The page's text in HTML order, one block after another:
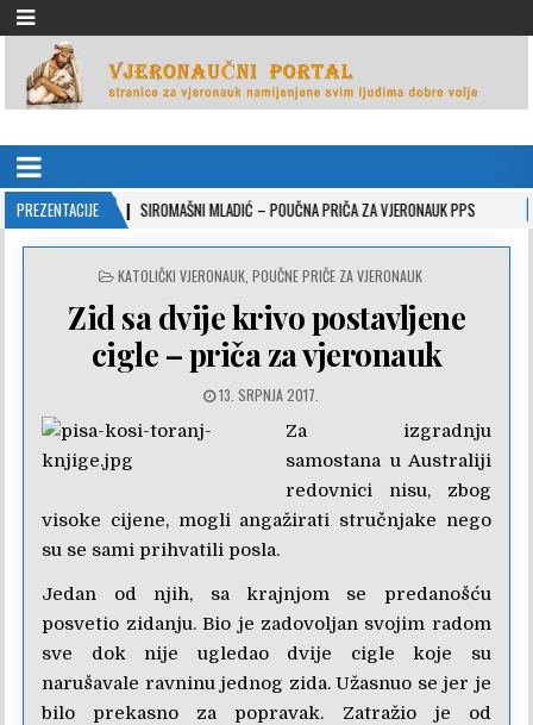
VJERONAUČNI PORTAL
PREZENTACIJE
26 SIROMAŠNI MLADIĆ – POUČNA PRIČA ZA VJERONAUK PPS 2021-05-02
POSTED
KATOLIČKI VJERONAUK POUČNE PRIČE ZA VJERONAUK
Zid sa dvije krivo postavljene
cigle – priča za vjeronauk
13. SRPNJA 2017.
Za izgradnju
samostana u Australiji
redovnici nisu, zbog
visoke cijene, mogli angažirati stručnjake nego
su se sami prihvatili posla.
Jedan od njih, sa krajnjom se predanošću
posvetio zidanju. Bio je zadovoljan svojim radom
sve dok nije ugledao dvije cigle koje su
narušavale ravninu jednog zida. Užasnuo se jer je
bilo prekasno za popravak. Zatražio je od